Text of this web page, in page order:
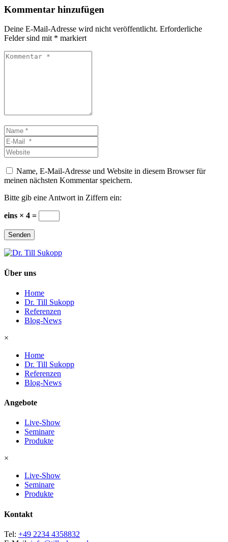
Kommentar hinzufügen
Deine E-Mail-Adresse wird nicht veröffentlicht. Erforderliche
Felder sind mit * markiert
Kommentar
Name
*E-
Mail
*
Website
Name, E-Mail-Adresse und Website in diesem Browser für
meinen nächsten Kommentar speichern.
Bitte gib eine Antwort in Ziffern ein:
eins × 4 =
Senden
Über uns
Home
Dr. Till Sukopp
Referenzen
Blog-News
×
Home
Dr. Till Sukopp
Referenzen
Blog-News
Angebote
Live-Show
Seminare
Produkte
×
Live-Show
Seminare
Produkte
Kontakt
Tel: +49 2234 4358832